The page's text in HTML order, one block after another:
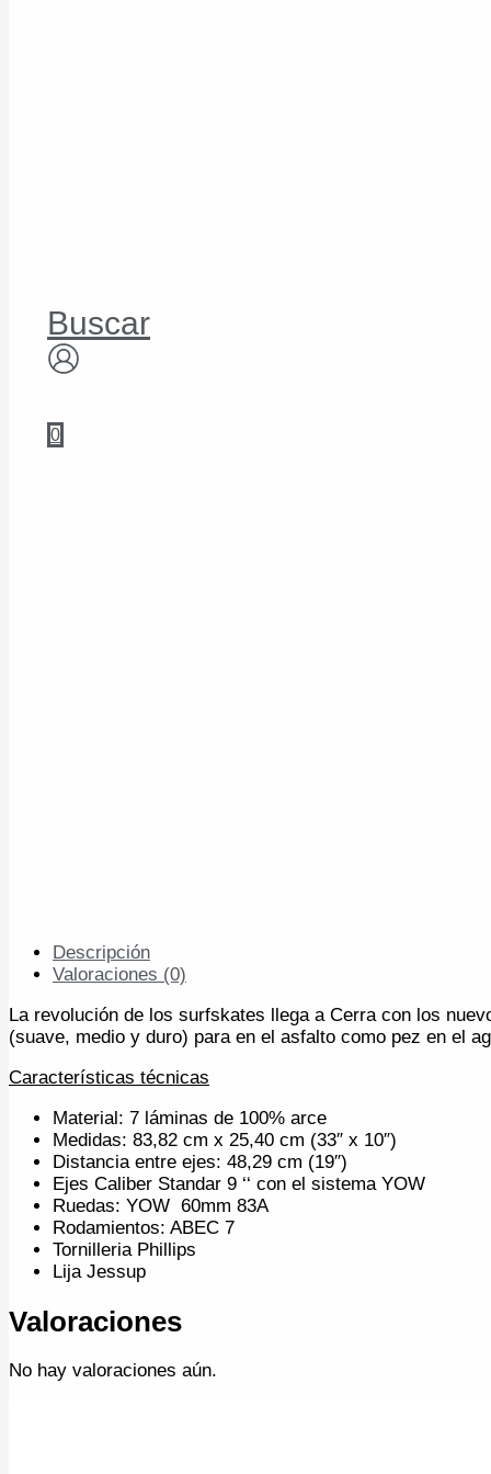
Buscar
0
Descripción
Valoraciones (0)
La revolución de los surfskates llega a Cerra con los
(suave, medio y duro) para en el asfalto como pez en el
Características técnicas
Material: 7 láminas de 100% arce
Medidas: 83,82 cm x 25,40 cm (33″ x 10″)
Distancia entre ejes: 48,29 cm (19″)
Ejes Caliber Standar 9 ‘‘ con el sistema YOW
Ruedas: YOW 60mm 83A
Rodamientos: ABEC 7
Tornilleria Phillips
Lija Jessup
Valoraciones
No hay valoraciones aún.